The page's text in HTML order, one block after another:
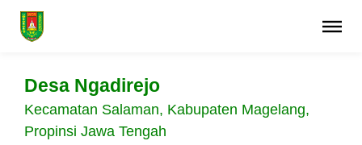
Desa Ngadirejo
Kecamatan Salaman, Kabupaten Magelang,
Propinsi Jawa Tengah